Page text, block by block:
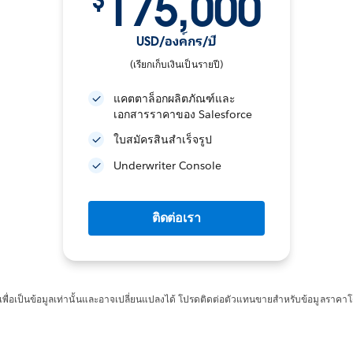
USD/องค์กร/ปี
(เรียกเก็บเงินเป็นรายปี)
แคตตาล็อกผลิตภัณฑ์และ
เอกสารราคาของ Salesforce
ใบสมัครสินสำเร็จรูป
Underwriter Console
ติดต่อเรา
พื่อเป็นข้อมูลเท่านั้นและอาจเปลี่ยนแปลงได้ โปรดติดต่อตัวแทนขายสำหรับข้อมูลราคาโ